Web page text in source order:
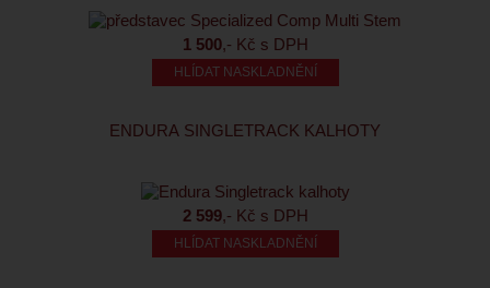
1 500,- Kč s DPH
HLÍDAT NASKLADNĚNÍ
ENDURA SINGLETRACK KALHOTY
2 599,- Kč s DPH
HLÍDAT NASKLADNĚNÍ